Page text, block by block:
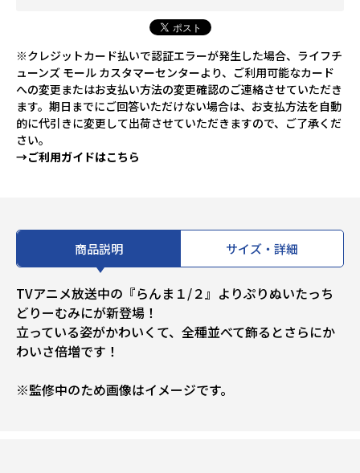
※クレジットカード払いで認証エラーが発生した場合、ライフチ
ューンズ モール カスタマーセンターより、ご利用可能なカード
への変更またはお支払い方法の変更確認のご連絡させていただき
ます。期日までにご回答いただけない場合は、お支払方法を自動
的に代引きに変更して出荷させていただきますので、ご了承くだ
さい。
→ご利用ガイドはこちら
商品説明 サイズ・詳細
TVアニメ放送中の『らんま１/２』よりぷりぬいたっち
どりーむみにが新登場！
立っている姿がかわいくて、全種並べて飾るとさらにか
わいさ倍増です！
※監修中のため画像はイメージです。